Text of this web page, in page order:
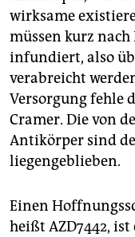
wirksame
müssen kurz
infundiert, also
verabreicht
Versorgung fehle
Cramer. Die von
Antikörper sind
liegengeblieben.
Einen
heißt AZD7442,